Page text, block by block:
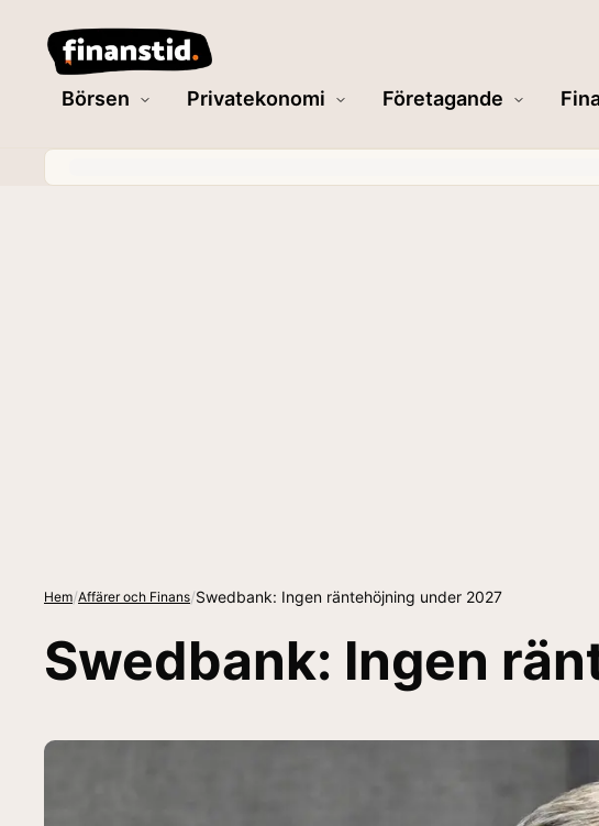
Börsen Privatekonomi Företagande
Hem/Affärer och Finans/Swedbank: Ingen räntehöjning under 2027
Swedbank: Ingen